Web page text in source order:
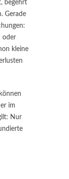
begehrt
Gerade
oder
kleine
im
Nur